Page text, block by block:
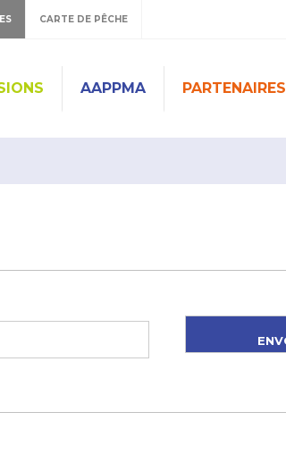
CARTE DE PÊCHE
AAPPMA PARTENAIRES